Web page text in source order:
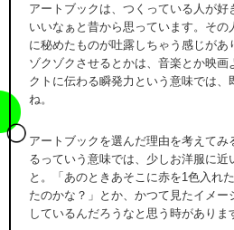
アートブックは、つくっている人が
いいなぁと昔から思っています。その
に秘めたものが吐露しちゃう感じがあ
ゾクゾクさせるとかは、音楽とか映画
クトに伝わる瞬発力という意味では、
ね。
アートブックを選んだ理由を考えて
るっていう意味では、少しお洋服に近
と。「あのときあそこに赤を1色入れ
たのかな？」とか、かつて見たイメ
しているんだろうなと思う時がありま